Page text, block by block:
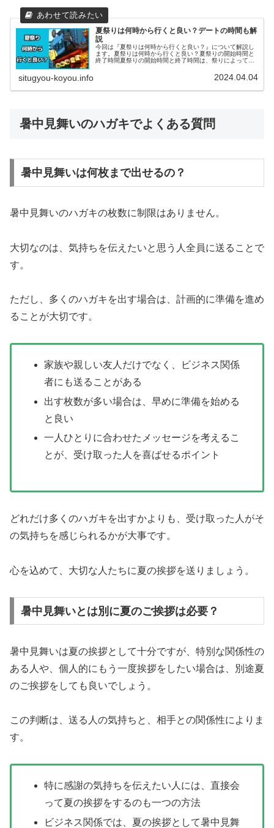
夏祭りは何時から行くと良い？デートの時間も解
説
今回は『夏祭りは何時から行くと良い？』について解説し
ます。夏祭りは何時から行くと良い？夏祭りの開始時間と
終了時間夏祭りの開始時間と終了時間は、祭りによって異
situgyou-koyou.info 2024.04.04
暑中見舞いのハガキでよくある質問
暑中見舞いは何枚まで出せるの？
暑中見舞いのハガキの枚数に制限はありません。
大切なのは、気持ちを伝えたいと思う人全員に送ることで
す。
ただし、多くのハガキを出す場合は、計画的に準備を進め
ることが大切です。
家族や親しい友人だけでなく、ビジネス関係
者にも送ることがある
出す枚数が多い場合は、早めに準備を始める
と良い
一人ひとりに合わせたメッセージを考えるこ
とが、受け取った人を喜ばせるポイント
どれだけ多くのハガキを出すかよりも、受け取った人がそ
の気持ちを感じられるかが大事です。
心を込めて、大切な人たちに夏の挨拶を送りましょう。
暑中見舞いとは別に夏のご挨拶は必要？
暑中見舞いは夏の挨拶として十分ですが、特別な関係性の
ある人や、個人的にもう一度挨拶をしたい場合は、別途夏
のご挨拶をしても良いでしょう。
この判断は、送る人の気持ちと、相手との関係性によりま
す。
特に感謝の気持ちを伝えたい人には、直接会
って夏の挨拶をするのも一つの方法
ビジネス関係では、夏の挨拶として暑中見舞